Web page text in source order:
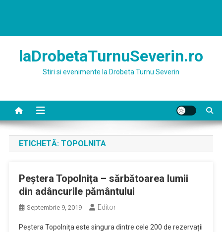
laDrobetaTurnuSeverin.ro
Stiri si evenimente la Drobeta Turnu Severin
ETICHETĂ: TOPOLNITA
Peștera Topolnița – sărbătoarea lumii
din adâncurile pământului
Septembrie 9, 2019 Editor
Peștera Topolnița este singura dintre cele 200 de rezervații